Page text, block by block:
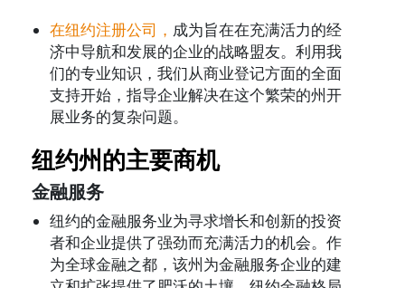
在纽约注册公司， 成为旨在在充满活力的经
济中导航和发展的企业的战略盟友。利用我
们的专业知识，我们从商业登记方面的全面
支持开始，指导企业解决在这个繁荣的州开
展业务的复杂问题。
纽约州的主要商机
金融服务
纽约的金融服务业为寻求增长和创新的投资
者和企业提供了强劲而充满活力的机会。作
为全球金融之都，该州为金融服务企业的建